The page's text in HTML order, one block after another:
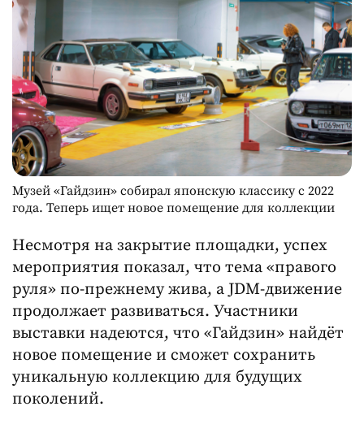
Музей «Гайдзин» собирал японскую классику с 2022
года. Теперь ищет новое помещение для коллекции
Несмотря на закрытие площадки, успех
мероприятия показал, что тема «правого
руля» по-прежнему жива, а JDM-движение
продолжает развиваться. Участники
выставки надеются, что «Гайдзин» найдёт
новое помещение и сможет сохранить
уникальную коллекцию для будущих
поколений.